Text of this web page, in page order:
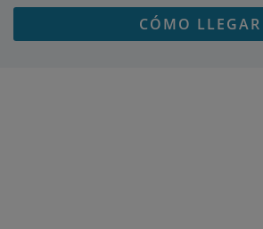
CÓMO LLEGAR